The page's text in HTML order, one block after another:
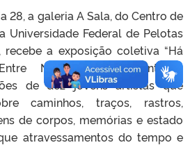
28, a galeria A Sala, do Centro de
Universidade Federal de Pelotas
recebe a exposição coletiva “Há
Nós”. São apresentadas
de dez jovens artistas que
caminhos, traços, rastros,
de corpos, memórias e estado
atravessamentos do tempo e